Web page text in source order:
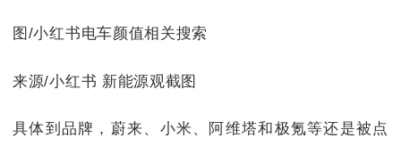
图/小红书电车颜值相关搜索
来源/小红书 新能源观截图
具体到品牌，蔚来、小米、阿维塔和极氪等还是被点